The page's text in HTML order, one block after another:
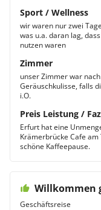
Sport / Wellness
wir waren nur zwei
was u.a. daran lag,
nutzen waren
Zimmer
unser Zimmer war
Geräuschkulisse, falls
i.O.
Preis Leistung /
Erfurt hat eine
Krämerbrücke Cafe
schöne Kaffeepause.
Willkommen
Geschäftsreise